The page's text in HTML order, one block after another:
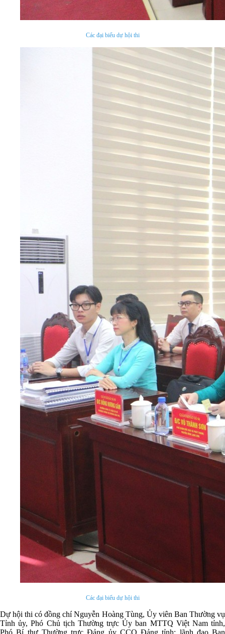
Các đại biểu dự hội thi
Các đại biểu dự hội thi
Dự hội thi có đồng chí Nguyễn Hoàng Tùng, Ủy viên Ban Thường vụ
Tỉnh ủy, Phó Chủ tịch Thường trực Ủy ban MTTQ Việt Nam tỉnh,
Phó Bí thư Thường trực Đảng ủy CCQ Đảng tỉnh; lãnh đạo Ban